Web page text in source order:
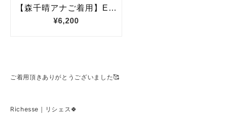
ご着用頂きありがとうございました🥰
Richesse｜リシェス🍀